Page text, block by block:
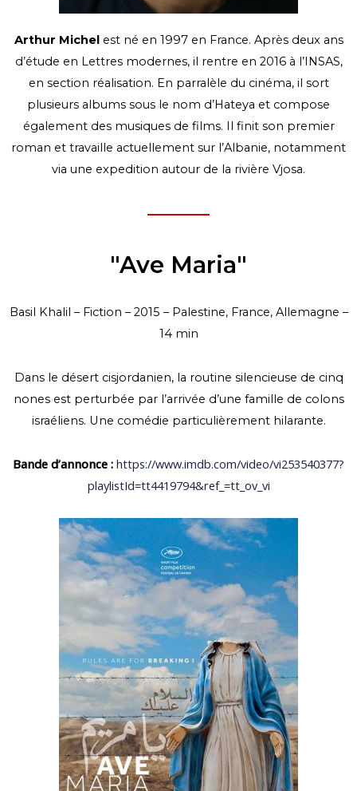
Arthur Michelest né en 1997 en France. Après deux ans
d’étude en Lettres modernes, il rentre en 2016 à l’INSAS,
en section réalisation. En parralèle du cinéma, il sort
plusieurs albums sous le nom d’Hateya et compose
également des musiques de films. Il finit son premier
roman et travaille actuellement sur l’Albanie, notamment
via une expedition autour de la rivière Vjosa.
"Ave Maria"
Basil Khalil – Fiction – 2015 – Palestine, France, Allemagne –
14 min
Dans le désert cisjordanien, la routine silencieuse de cinq
nones est perturbée par l’arrivée d’une famille de colons
israéliens. Une comédie particulièrement hilarante.
Bande d’annonce : https://www.imdb.com/video/vi253540377?
playlistId=tt4419794&ref_=tt_ov_vi